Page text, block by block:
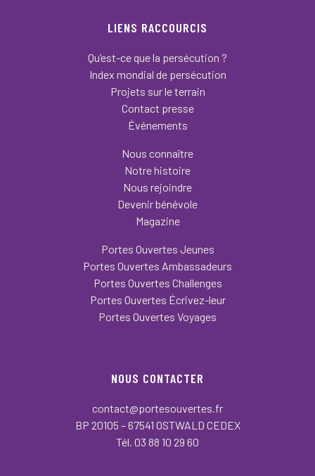
LIENS RACCOURCIS
Qu’est-ce que la persécution ?
Index mondial de persécution
Projets sur le terrain
Contact presse
Événements
Nous connaître
Notre histoire
Nous rejoindre
Devenir bénévole
Magazine
Portes Ouvertes Jeunes
Portes Ouvertes Ambassadeurs
Portes Ouvertes Challenges
Portes Ouvertes Écrivez-leur
Portes Ouvertes Voyages
NOUS CONTACTER
contact@portesouvertes.fr
BP 20105 – 67541 OSTWALD CEDEX
Tél. 03 88 10 29 60